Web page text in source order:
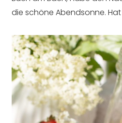
die schöne Abendsonne.